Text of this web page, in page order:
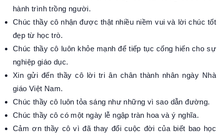
hành trình trồng người.
Chúc thầy cô nhận được thật nhiều niềm vui và lời chúc tốt
đẹp từ học trò.
Chúc thầy cô luôn khỏe mạnh để tiếp tục cống hiến cho sự
nghiệp giáo dục.
Xin gửi đến thầy cô lời tri ân chân thành nhân ngày Nhà
giáo Việt Nam.
Chúc thầy cô luôn tỏa sáng như những vì sao dẫn đường.
Chúc thầy cô có một ngày lễ ngập tràn hoa và ý nghĩa.
Cảm ơn thầy cô vì đã thay đổi cuộc đời của biết bao học